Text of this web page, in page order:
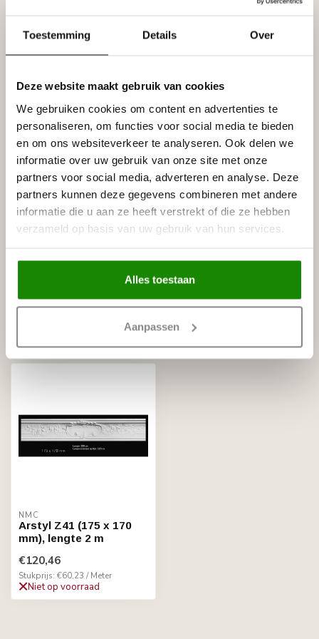
Toestemming Details Over
Deze website maakt gebruik van cookies
We gebruiken cookies om content en advertenties te
personaliseren, om functies voor social media te bieden
en om ons websiteverkeer te analyseren. Ook delen we
informatie over uw gebruik van onze site met onze
partners voor social media, adverteren en analyse. Deze
partners kunnen deze gegevens combineren met andere
informatie die u aan ze heeft verstrekt of die ze hebben
verzameld op basis van uw gebruik van hun services.
Alles toestaan
Aanpassen
Tags
Gerelateerde producten
NMC
NMC Verstekbak ART DECO
Op voorraad
€132,00
NMC
NMC Polyurethaan/HDPS Zaag
55 cm €30,62
Recent bekeken
NMC
Arstyl Z41 (175 x 170
mm), lengte 2 m
€120,46
Stukprijs: €60,23 / Meter
Niet op voorraad